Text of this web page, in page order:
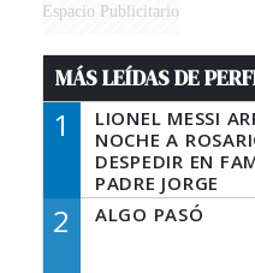
Espacio Publicitario
MÁS LEÍDAS DE
1
LIONEL MESSI
NOCHE A
DESPEDIR EN
PADRE JORGE
2 ALGO PASÓ